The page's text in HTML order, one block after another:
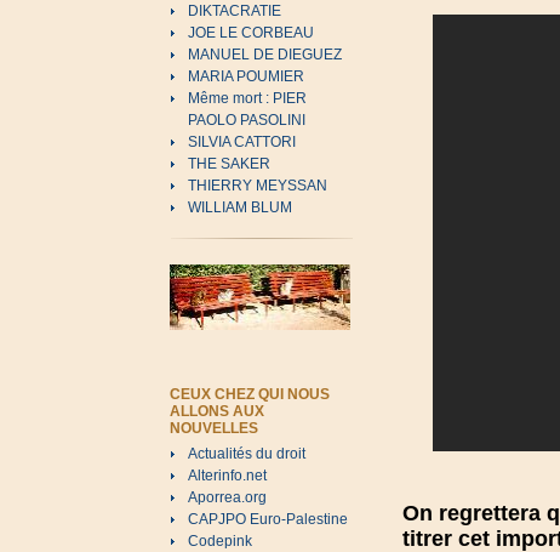
DIKTACRATIE
JOE LE CORBEAU
MANUEL DE DIEGUEZ
MARIA POUMIER
Même mort : PIER
PAOLO PASOLINI
SILVIA CATTORI
THE SAKER
THIERRY MEYSSAN
WILLIAM BLUM
CEUX CHEZ QUI NOUS
ALLONS AUX
NOUVELLES
Actualités du droit
Alterinfo.net
Aporrea.org
CAPJPO Euro-Palestine
Codepink
On regrettera
titrer cet